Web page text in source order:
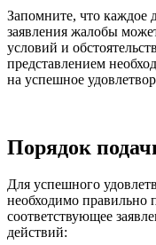
Запомните, что каждое
заявления жалобы
условий и
представлением
на успешное
Порядок
Для успешного
необходимо правильно
соответствующее
действий: